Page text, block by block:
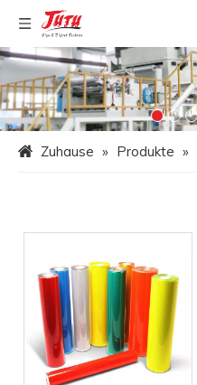
Zuhause » Produkte »